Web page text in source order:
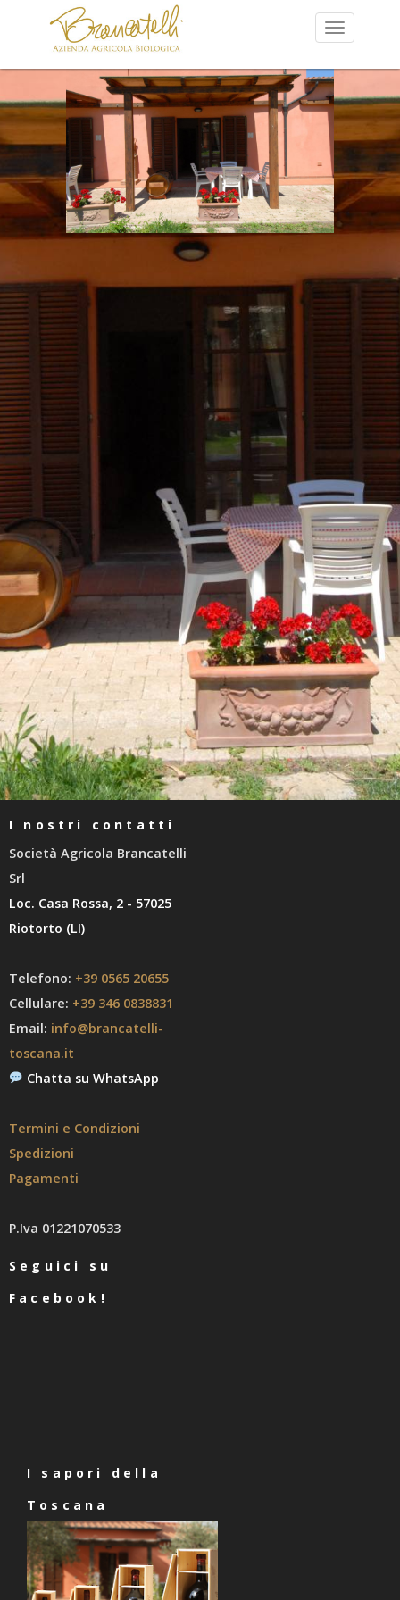
I nostri contatti
Società Agricola Brancatelli
Srl
Loc. Casa Rossa, 2 - 57025
Riotorto (LI)
Telefono: +39 0565 20655
Cellulare: +39 346 0838831
Email: info@brancatelli-
toscana.it
Chatta su WhatsApp
Termini e Condizioni
Spedizioni
Pagamenti
P.Iva 01221070533
Seguici su
Facebook!
I sapori della
Toscana